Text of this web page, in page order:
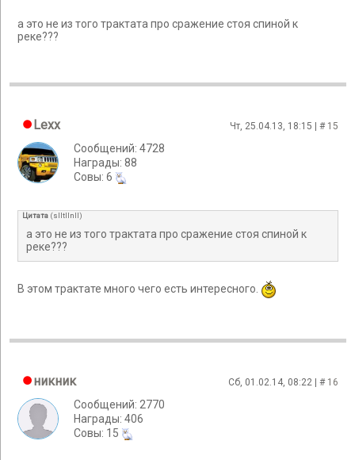
а это не из того трактата про сражение стоя спиной к
реке???
Lexx Чт, 25.04.13, 18:15 | # 15
Сообщений: 4728
Награды: 88
Cовы: 6
Цитата (slltllnll)
а это не из того трактата про сражение стоя спиной к
реке???
В этом трактате много чего есть интересного.
никник Сб, 01.02.14, 08:22 | # 16
Сообщений: 2770
Награды: 406
Cовы: 15